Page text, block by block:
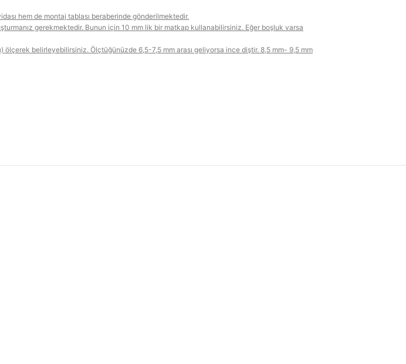
hem de montaj tablası beraberinde gönderilmektedir.
gerekmektedir. Bunun için 10 mm lik bir matkap kullanabilirsiniz. Eğer boşluk varsa
ölçerek belirleyebilirsiniz. Ölçtüğünüzde 6,5-7,5 mm arası geliyorsa ince diştir. 8,5 mm- 9,5 mm